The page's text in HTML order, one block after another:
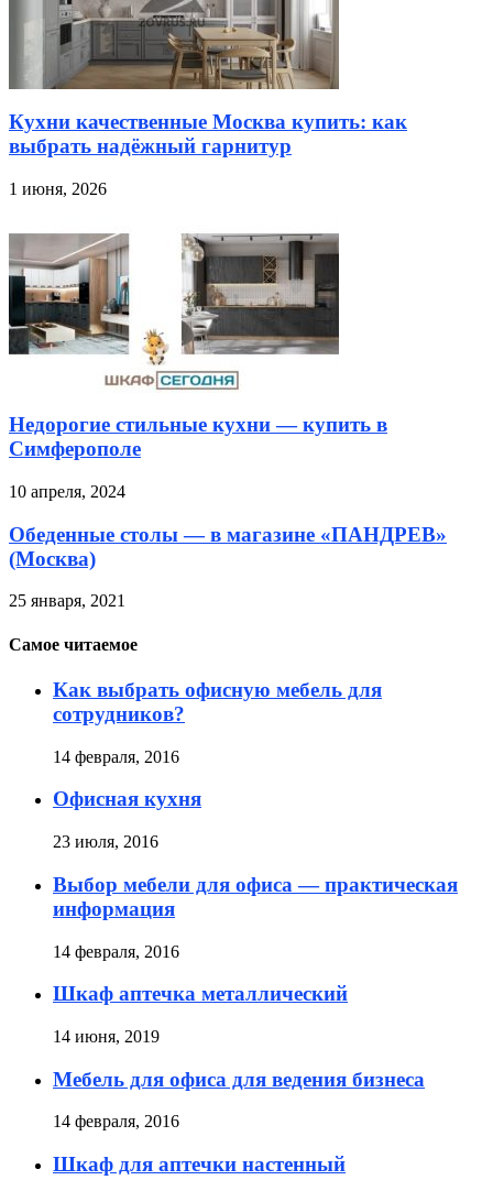
Кухни качественные Москва купить: как
выбрать надёжный гарнитур
1 июня, 2026
Недорогие стильные кухни — купить в
Симферополе
10 апреля, 2024
Обеденные столы — в магазине «ПАНДРЕВ»
(Москва)
25 января, 2021
Самое читаемое
Как выбрать офисную мебель для
сотрудников?
14 февраля, 2016
Офисная кухня
23 июля, 2016
Выбор мебели для офиса — практическая
информация
14 февраля, 2016
Шкаф аптечка металлический
14 июня, 2019
Мебель для офиса для ведения бизнеса
14 февраля, 2016
Шкаф для аптечки настенный